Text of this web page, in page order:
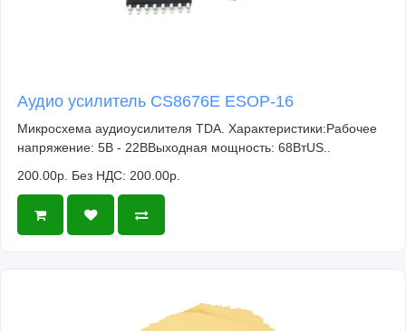
Аудио усилитель CS8676E ESOP-16
Микросхема аудиоусилителя TDA. Характеристики:Рабочее
напряжение: 5В - 22ВВыходная мощность: 68ВтUS..
200.00р. Без НДС: 200.00р.